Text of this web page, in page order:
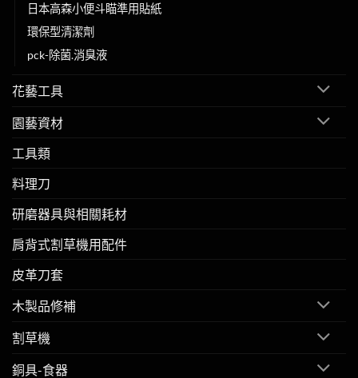
日本高森小便斗瞄準用貼紙
環保型清潔劑
pck-除菌.消臭液
花藝工具
園藝資材
工具類
料理刀
研磨器具與相關耗材
肩背式割草機用配件
皮革刀套
木製品修補
割草機
銅具-食器